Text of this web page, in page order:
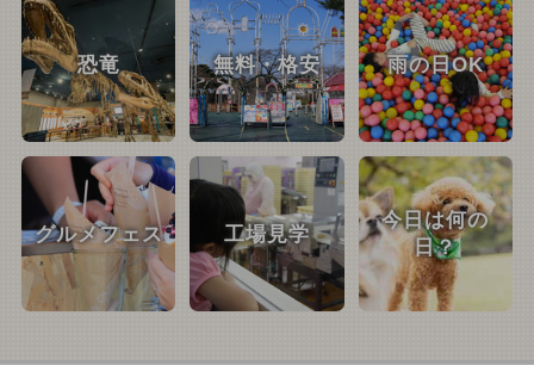
恐竜 無料・格安 雨の日OK
グルメフェス 工場見学
今日は何の
日？